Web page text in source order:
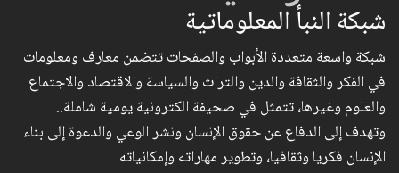
شبكة النبأ المعلوماتية
شبكة واسعة متعددة الأبواب والصفحات تتضمن معارف ومعلومات
في الفكر والثقافة والدين والتراث والسياسة والاقتصاد والاجتماع
والعلوم وغيرها، تتمثل في صحيفة الكترونية يومية شاملة..
وتهدف إلى الدفاع عن حقوق الإنسان ونشر الوعي والدعوة إلى بناء
الإنسان فكريا وثقافيا، وتطوير مهاراته وإمكانياته